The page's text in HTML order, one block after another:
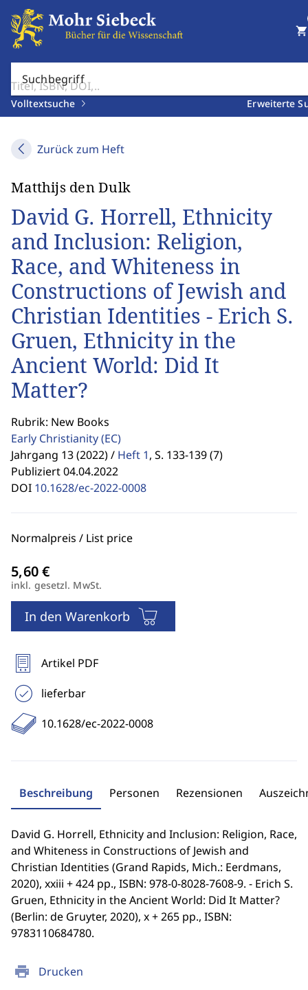
Suchbegriff
Volltextsuche Erweiterte
shopping_cart
Zurück zum Heft
print Drucken
Matthijs den Dulk
David G. Horrell, Ethnicity
and Inclusion: Religion,
Race, and Whiteness in
Constructions of Jewish and
Christian Identities - Erich S.
Gruen, Ethnicity in the
Ancient World: Did It
Matter?
Rubrik: New Books
Early Christianity(EC)
Jahrgang 13 (2022) / Heft 1, S. 133-139 (7)
Publiziert 04.04.2022
DOI 10.1628/ec-2022-0008
Normalpreis / List price
inkl. gesetzl. MwSt.
In den Warenkorb
Artikel PDF
lieferbar
10.1628/ec-2022-0008
Beschreibung Personen Rezensionen
David G. Horrell, Ethnicity and Inclusion: Religion, Race,
and Whiteness in Constructions of Jewish and
Christian Identities (Grand Rapids, Mich.: Eerdmans,
2020), xxiii + 424 pp., ISBN: 978-0-8028-7608-9. - Erich S.
Gruen, Ethnicity in the Ancient World: Did It Matter?
(Berlin: de Gruyter, 2020), x + 265 pp., ISBN:
9783110684780.